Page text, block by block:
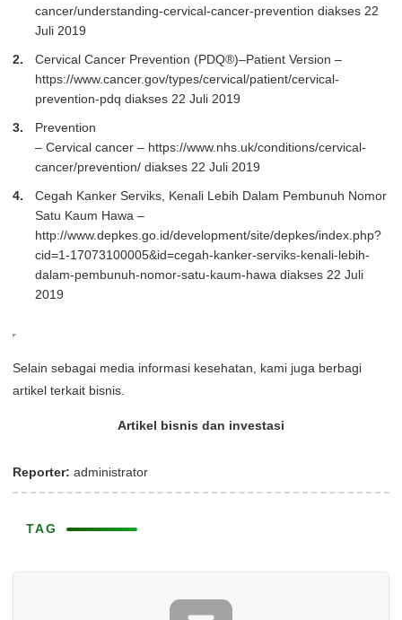
cancer/understanding-cervical-cancer-prevention diakses 22
Juli 2019
Cervical Cancer Prevention (PDQ®)–Patient Version –
https://www.cancer.gov/types/cervical/patient/cervical-
prevention-pdq diakses 22 Juli 2019
Prevention
– Cervical cancer – https://www.nhs.uk/conditions/cervical-
cancer/prevention/ diakses 22 Juli 2019
Cegah Kanker Serviks, Kenali Lebih Dalam Pembunuh Nomor
Satu Kaum Hawa –
http://www.depkes.go.id/development/site/depkes/index.php?
cid=1-17073100005&id=cegah-kanker-serviks-kenali-lebih-
dalam-pembunuh-nomor-satu-kaum-hawa diakses 22 Juli
2019
Selain sebagai media informasi kesehatan, kami juga berbagi
artikel terkait bisnis.
Artikel bisnis dan investasi
Reporter: administrator
TAG